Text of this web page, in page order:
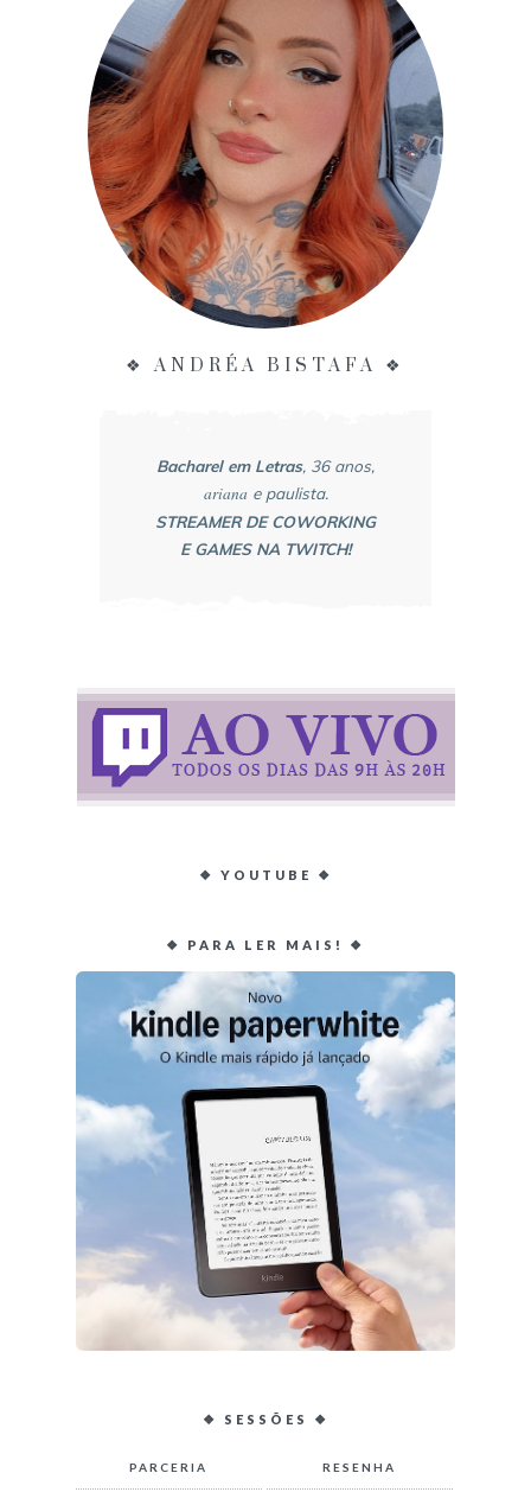
❖ ANDRÉA BISTAFA ❖
Bacharel em Letras, 36 anos,
arianae paulista.
STREAMER DE COWORKING
E GAMES NA TWITCH!
❖ YOUTUBE ❖
❖ PARA LER MAIS! ❖
❖ SESSÕES ❖
PARCERIA RESENHA